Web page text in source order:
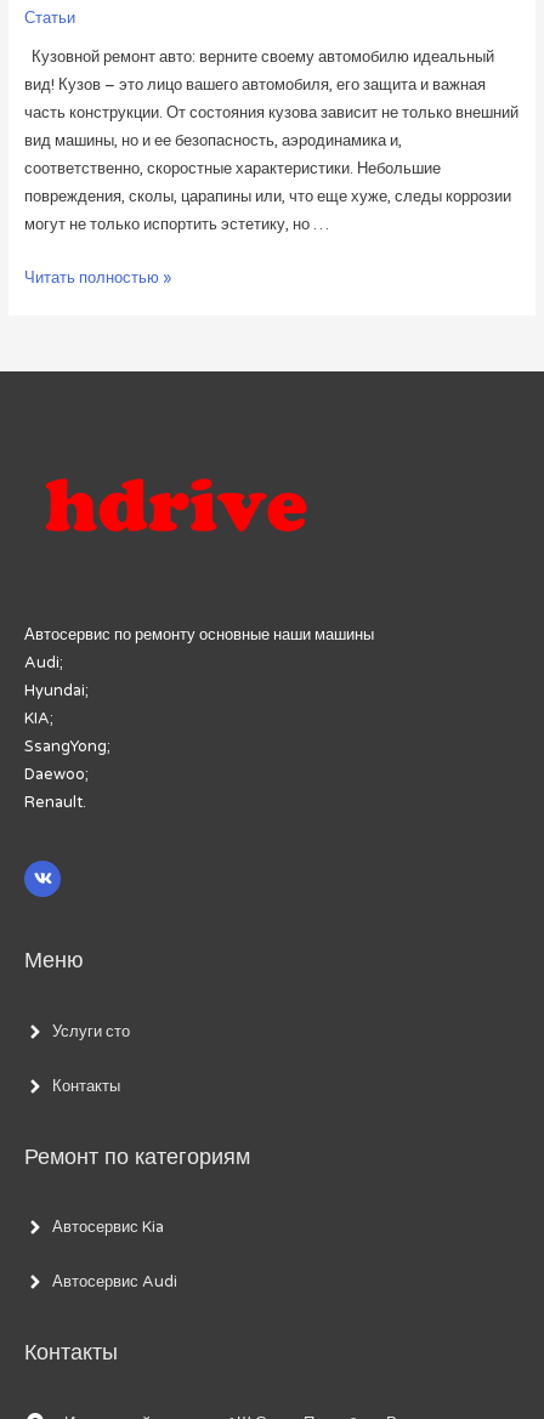
Статьи
Кузовной ремонт авто: верните своему автомобилю идеальный
вид! Кузов – это лицо вашего автомобиля, его защита и важная
часть конструкции. От состояния кузова зависит не только внешний
вид машины, но и ее безопасность, аэродинамика и,
соответственно, скоростные характеристики. Небольшие
повреждения, сколы, царапины или, что еще хуже, следы коррозии
могут не только испортить эстетику, но …
Кузовной
геометрии
Читать полностью »
Автосервис по ремонту основные наши машины
Audi;
Hyundai;
KIA;
SsangYong;
Daewoo;
Renault.
Меню
Услуги сто
Контакты
Ремонт по категориям
Автосервис Kia
Автосервис Audi
Контакты